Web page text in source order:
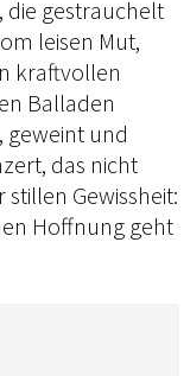
die gestrauchelt
leisen Mut,
kraftvollen
Balladen
geweint und
das nicht
Gewissheit:
Hoffnung geht